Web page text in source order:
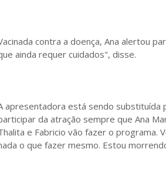
contra a doença, Ana alertou
ainda requer cuidados", disse.
apresentadora está sendo substituída
da atração sempre que Ana
e Fabricio vão fazer o programa.
o que fazer mesmo. Estou